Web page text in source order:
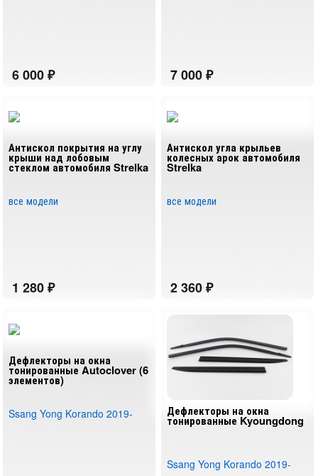
→ Korando 1996-2011 (ТагАЗ Тагер​)
➤ SsangYong / KGM
Антискол покрытия на углу
крыши над лобовым
стеклом автомобиля Strelka
все модели
Антискол угла крыльев
колесных арок автомобиля
Strelka
все модели
Дефлекторы на окна
тонированные Autoclover (6
элементов)
Ssang Yong Korando 2019- Дефлекторы на окна
тонированные Kyoungdong
Ssang Yong Korando 2019-